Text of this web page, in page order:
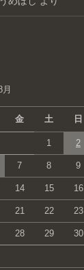
金 土 日
1 2
7 8 9
14 15 16
21 22 23
28 29 30